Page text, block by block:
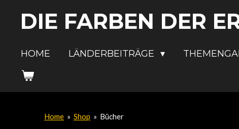
Hauptinhalt
DIE FARBEN DER
HOME LÄNDERBEITRÄGE
Home » Shop » Bücher